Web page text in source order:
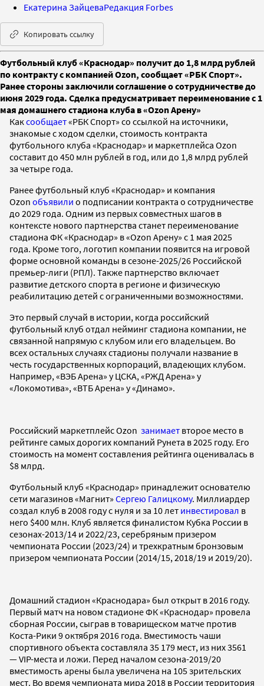
Екатерина ЗайцеваРедакция Forbes
Копировать ссылку
Футбольный клуб «Краснодар» получит до 1,8 млрд рублей
по контракту с компанией Ozon, сообщает «РБК Спорт».
Ранее стороны заключили соглашение о сотрудничестве до
июня 2029 года. Сделка предусматривает переименование с 1
мая домашнего стадиона клуба в «Ozon Арену»
Каксообщает«РБК Спорт» со ссылкой на источники,
знакомые с ходом сделки, стоимость контракта
футбольного клуба «Краснодар» и маркетплейса Ozon
составит до 450 млн рублей в год, или до 1,8 млрд рублей
за четыре года.
Ранее футбольный клуб «Краснодар» и компания
Ozon объявили о подписании контракта о сотрудничестве
до 2029 года. Одним из первых совместных шагов в
контексте нового партнерства станет переименование
стадиона ФК «Краснодар» в «Ozon Арену» с 1 мая 2025
года. Кроме того, логотип компании появится на игровой
форме основной команды в сезоне-2025/26 Российской
премьер-лиги (РПЛ). Также партнерство включает
развитие детского спорта в регионе и физическую
реабилитацию детей с ограниченными возможностями.
Это первый случай в истории, когда российский
футбольный клуб отдал нейминг стадиона компании, не
связанной напрямую с клубом или его владельцем. Во
всех остальных случаях стадионы получали название в
честь государственных корпораций, владеющих клубом.
Например, «ВЭБ Арена» у ЦСКА, «РЖД Арена» у
«Локомотива», «ВТБ Арена» у «Динамо».
Российский маркетплейс Ozon занимает второе место в
рейтинге самых дорогих компаний Рунета в 2025 году. Его
стоимость на момент составления рейтинга оценивалась в
$8 млрд.
Футбольный клуб «Краснодар» принадлежит основателю
сети магазинов «Магнит» Сергею Галицкому. Миллиардер
создал клуб в 2008 году с нуля и за 10 лет инвестировал в
него $400 млн. Клуб является финалистом Кубка России в
сезонах-2013/14 и 2022/23, серебряным призером
чемпионата России (2023/24) и трехкратным бронзовым
призером чемпионата России (2014/15, 2018/19 и 2019/20).
Домашний стадион «Краснодара» был открыт в 2016 году.
Первый матч на новом стадионе ФК «Краснодар» провела
сборная России, сыграв в товарищеском матче против
Коста-Рики 9 октября 2016 года. Вместимость чаши
спортивного объекта составляла 35 179 мест, из них 3561
— VIP-места и ложи. Перед началом сезона-2019/20
вместимость арены была увеличена на 105 зрительских
мест. Во время чемпионата мира 2018 в России территория